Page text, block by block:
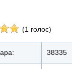
(1 голос)
38335